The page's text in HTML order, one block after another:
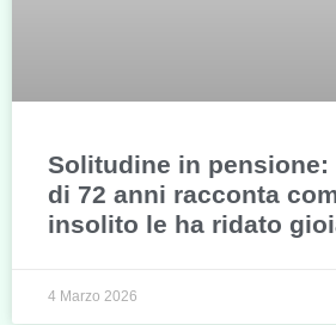
Solitudine in pensione:
di 72 anni racconta
insolito le ha ridato
4 Marzo 2026